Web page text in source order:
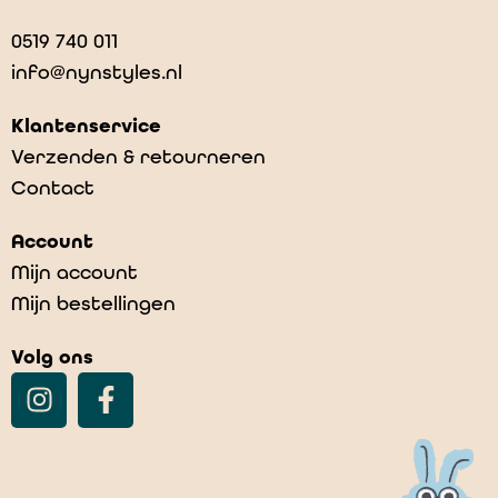
0519 740 011
info@nynstyles.nl
Klantenservice
Verzenden & retourneren
Contact
Account
Mijn account
Mijn bestellingen
Volg ons